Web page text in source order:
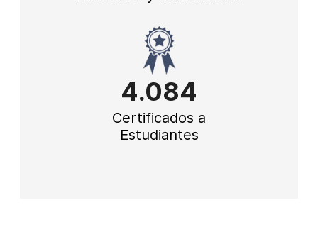
4.084
Certificados a
Estudiantes